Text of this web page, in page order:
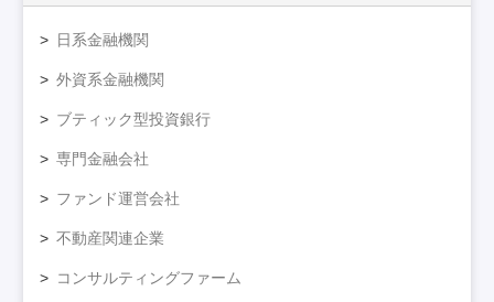
日系金融機関
外資系金融機関
ブティック型投資銀行
専門金融会社
ファンド運営会社
不動産関連企業
コンサルティングファーム